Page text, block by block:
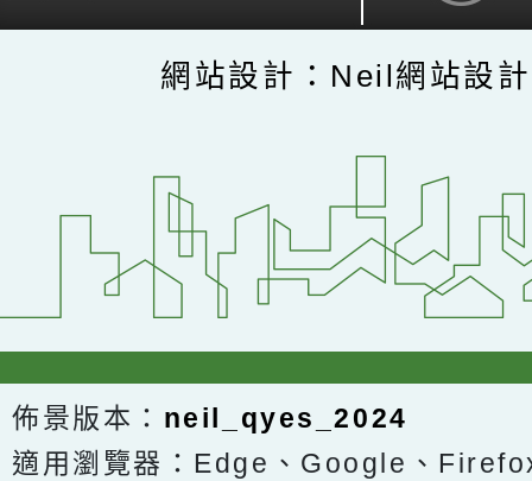
網站設計：Neil網站設
佈景版本： neil_qyes_2024
適用瀏覽器：Edge、Google、